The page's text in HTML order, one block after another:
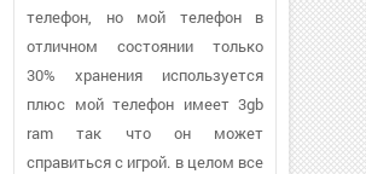
телефон, но мой телефон в
отличном состоянии только
30% хранения используется
плюс мой телефон имеет 3gb
ram так что он может
справиться с игрой. в целом все